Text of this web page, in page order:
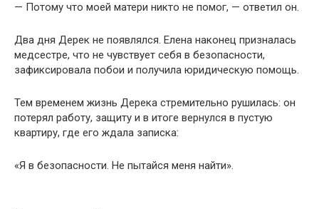
— Потому что моей матери никто не помог, — ответил он.
Два дня Дерек не появлялся. Елена наконец призналась
медсестре, что не чувствует себя в безопасности,
зафиксировала побои и получила юридическую помощь.
Тем временем жизнь Дерека стремительно рушилась: он
потерял работу, защиту и в итоге вернулся в пустую
квартиру, где его ждала записка:
«Я в безопасности. Не пытайся меня найти».